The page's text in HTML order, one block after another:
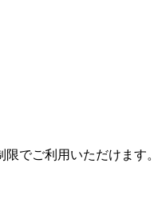
でご利用いただけます。